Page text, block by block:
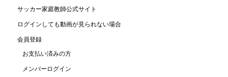
サッカー家庭教師公式サイト
ログインしても動画が見られない場合
会員登録
お支払い済みの方
メンバーログイン